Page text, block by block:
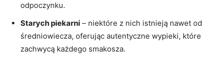
odpoczynku.
Starych piekarni – niektóre z nich istnieją nawet od
‍średniowiecza, oferując autentyczne‍ wypieki, które
zachwycą każdego smakosza.